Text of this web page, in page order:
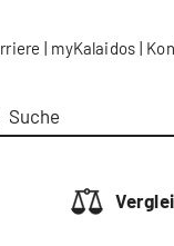
| myKalaidos |